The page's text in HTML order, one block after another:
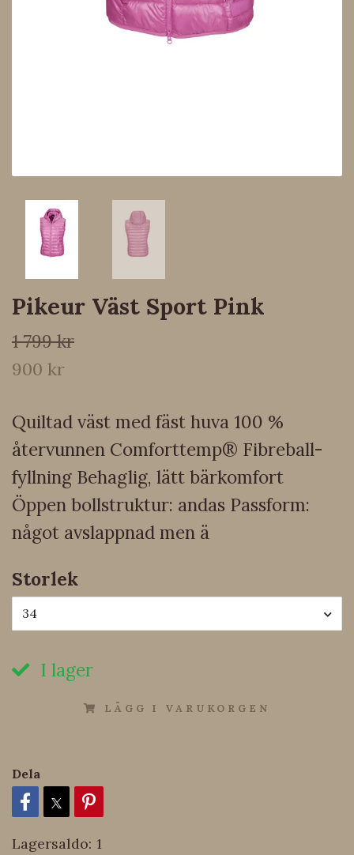
Pikeur Väst Sport Pink
1 799 kr
900 kr
Quiltad väst med fäst huva 100 %
återvunnen Comforttemp® Fibreball-
fyllning Behaglig, lätt bärkomfort
Öppen bollstruktur: andas Passform:
något avslappnad men ä
Storlek
34
I lager
LÄGG I VARUKORGEN
Dela
Lagersaldo: 1